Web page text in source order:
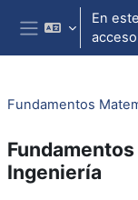
Salta al contenido
Panel lateral
En
Fundamentos
Ingeniería